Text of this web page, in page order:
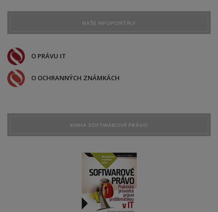
NAŠE INFOPORTÁLY
O PRÁVU IT
O OCHRANNÝCH ZNÁMKÁCH
KNIHA SOFTWAROVÉ PRÁVO